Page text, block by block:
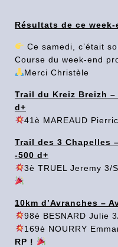
Résultats de ce week-
Ce samedi, c’était
Course du week-end
Merci Christèle
Trail du Kreiz Breizh
d+
41è MAREAUD
Trail des 3 Chapelles
-500 d+
3è TRUEL Jeremy 3/
10km d’Avranches –
98è BESNARD Julie
169è NOURRY
RP !